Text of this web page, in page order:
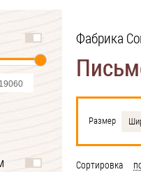
Фабрика
Размер
Сортировка